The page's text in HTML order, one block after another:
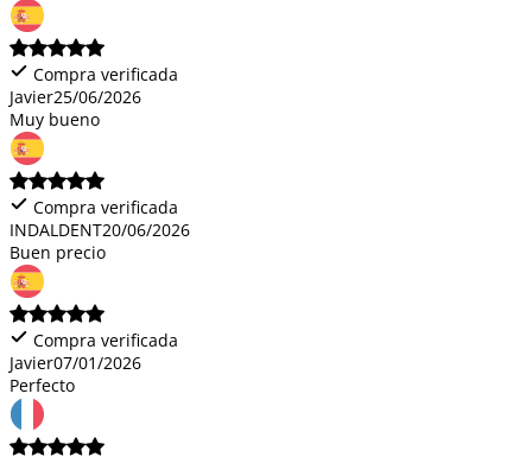
Compra verificada
Javier25/06/2026
Muy bueno
Compra verificada
INDALDENT20/06/2026
Buen precio
Compra verificada
Javier07/01/2026
Perfecto